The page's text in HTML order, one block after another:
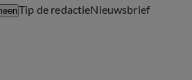
Tip de redactieNieuwsbrief